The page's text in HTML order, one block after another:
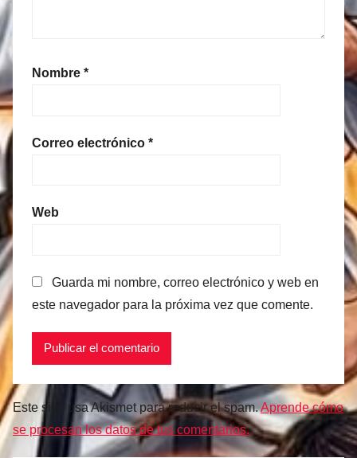
Nombre *
Correo electrónico *
Web
Guarda mi nombre, correo electrónico y web en
este navegador para la próxima vez que comente.
Este sitio usa Akismet para reducir el spam.Aprende cómo
se procesan los datos de tus comentarios.